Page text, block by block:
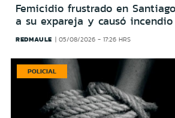
Femicidio frustrado en
a su expareja y causó incendio
REDMAULE 05/08/2026 - 17:26 HRS
POLICIAL